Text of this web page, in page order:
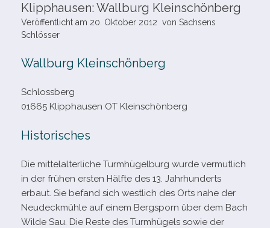
Klipphausen: Wallburg Kleinschönberg
Veröffentlicht am 20. Oktober 2012 von Sachsens
Schlösser
Wallburg Kleinschönberg
Schlossberg
01665 Klipphausen OT Kleinschönberg
Historisches
Die mit­tel­al­ter­li­che Turmhügelburg wurde ver­mut­lich
in der frü­hen ers­ten Hälfte des 13. Jahrhunderts
erbaut. Sie befand sich west­lich des Orts nahe der
Neudeckmühle auf einem Bergsporn über dem Bach
Wilde Sau. Die Reste des Turmhügels sowie der